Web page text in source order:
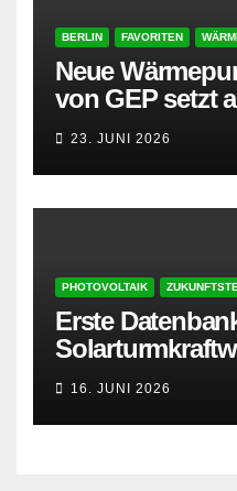
BERLIN FAVORITEN
Neue
von GEP setzt
und besonders
23. JUNI 2026
PHOTOVOLTAIK
Erste
16. JUNI 2026